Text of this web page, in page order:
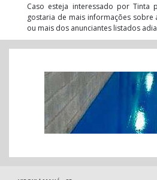
Caso esteja interessado por Tinta
gostaria de mais informações sobre
ou mais dos anunciantes listados